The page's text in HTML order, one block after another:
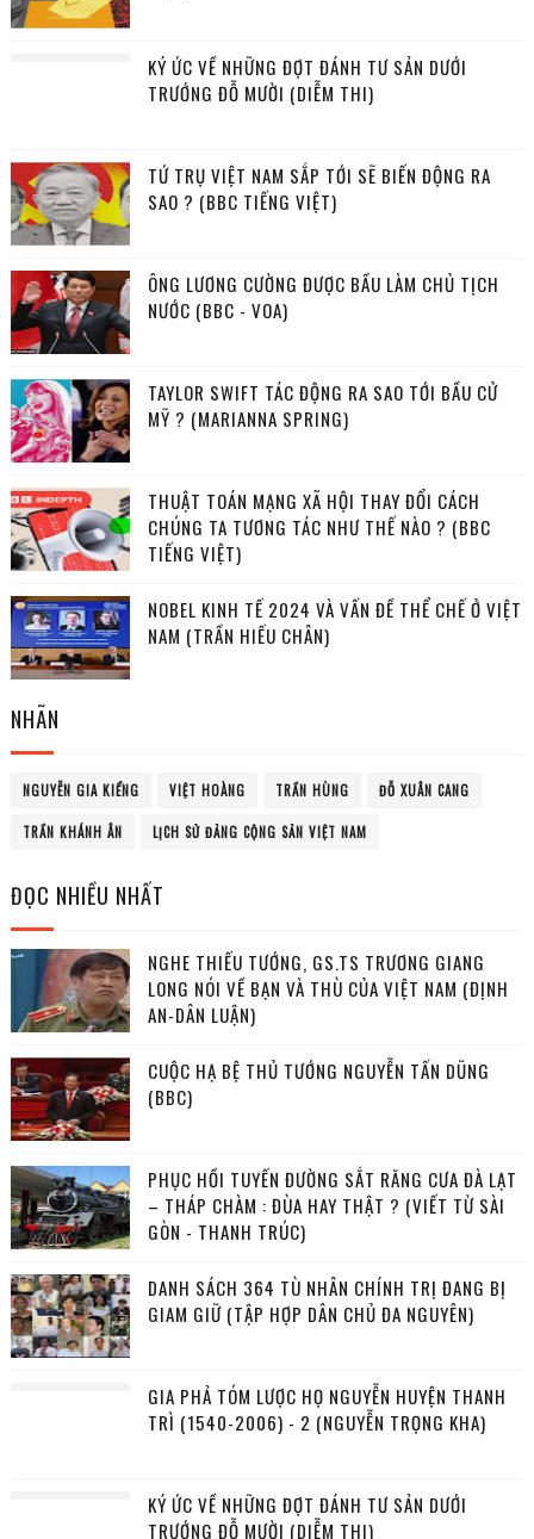
KÝ ỨC VỀ NHỮNG ĐỢT ĐÁNH TƯ SẢN DƯỚI
TRƯỚNG ĐỖ MƯỜI (DIỄM THI)
TỨ TRỤ VIỆT NAM SẮP TỚI SẼ BIẾN ĐỘNG RA
SAO ? (BBC TIẾNG VIỆT)
ÔNG LƯƠNG CƯỜNG ĐƯỢC BẦU LÀM CHỦ TỊCH
NƯỚC (BBC - VOA)
TAYLOR SWIFT TÁC ĐỘNG RA SAO TỚI BẦU CỬ
MỸ ? (MARIANNA SPRING)
THUẬT TOÁN MẠNG XÃ HỘI THAY ĐỔI CÁCH
CHÚNG TA TƯƠNG TÁC NHƯ THẾ NÀO ? (BBC
TIẾNG VIỆT)
NOBEL KINH TẾ 2024 VÀ VẤN ĐỀ THỂ CHẾ Ở VIỆT
NAM (TRẦN HIẾU CHÂN)
NHÃN
NGUYỄN GIA KIỂNG VIỆT HOÀNG TRẦN HÙNG ĐỖ XUÂN CANG
TRẦN KHÁNH ÂN LỊCH SỬ ĐẢNG CỘNG SẢN VIỆT NAM
ĐỌC NHIỀU NHẤT
NGHE THIẾU TƯỚNG, GS.TS TRƯƠNG GIANG
LONG NÓI VỀ BẠN VÀ THÙ CỦA VIỆT NAM (ĐỊNH
AN-DÂN LUẬN)
CUỘC HẠ BỆ THỦ TƯỚNG NGUYỄN TẤN DŨNG
(BBC)
PHỤC HỒI TUYẾN ĐƯỜNG SẮT RĂNG CƯA ĐÀ LẠT
– THÁP CHÀM : ĐÙA HAY THẬT ? (VIẾT TỪ SÀI
GÒN - THANH TRÚC)
DANH SÁCH 364 TÙ NHÂN CHÍNH TRỊ ĐANG BỊ
GIAM GIỮ (TẬP HỢP DÂN CHỦ ĐA NGUYÊN)
GIA PHẢ TÓM LƯỢC HỌ NGUYỄN HUYỆN THANH
TRÌ (1540-2006) - 2 (NGUYỄN TRỌNG KHA)
KÝ ỨC VỀ NHỮNG ĐỢT ĐÁNH TƯ SẢN DƯỚI
TRƯỚNG ĐỖ MƯỜI (DIỄM THI)